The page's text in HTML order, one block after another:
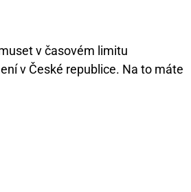
v časovém limitu
v České republice. Na to máte